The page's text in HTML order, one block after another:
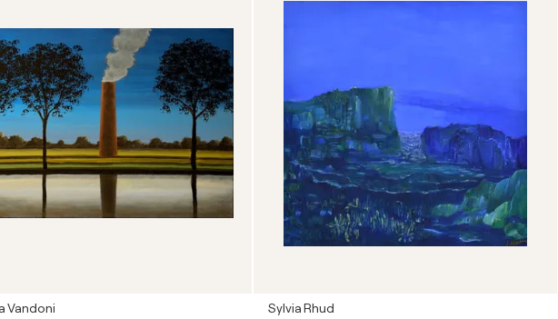
Vandoni Sylvia Rhud